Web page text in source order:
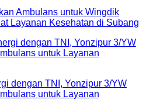
Ambulans untuk Wingdik
Layanan Kesehatan di Subang
dengan TNI, Yonzipur 3/YW
untuk Layanan